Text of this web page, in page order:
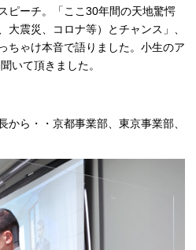
ピーチ。「ここ30年間の天地驚愕
大震災、コロナ等）とチャンス」、
ちゃけ本音で語りました。小生のア
いて頂きました。
から・・京都事業部、東京事業部、